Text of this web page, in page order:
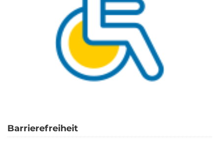
Barrierefreiheit